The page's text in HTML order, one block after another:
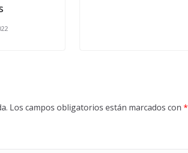
Los campos obligatorios están marcados con *